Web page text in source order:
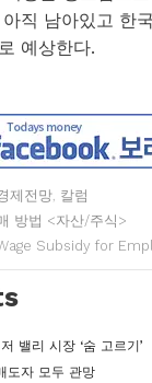
직 남아있고 한
예상한다.
제전망, 칼럼
방법 <자산/주식>
Subsidy for
밸리 시장 ‘숨 고르기’
도자 모두 관망